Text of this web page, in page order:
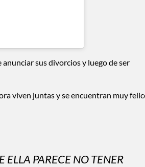
sus divorcios y luego de ser
viven juntas y se encuentran muy
ELLA PARECE NO TENER